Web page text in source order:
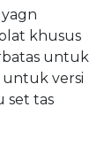
khusus
untuk
untuk versi
set tas